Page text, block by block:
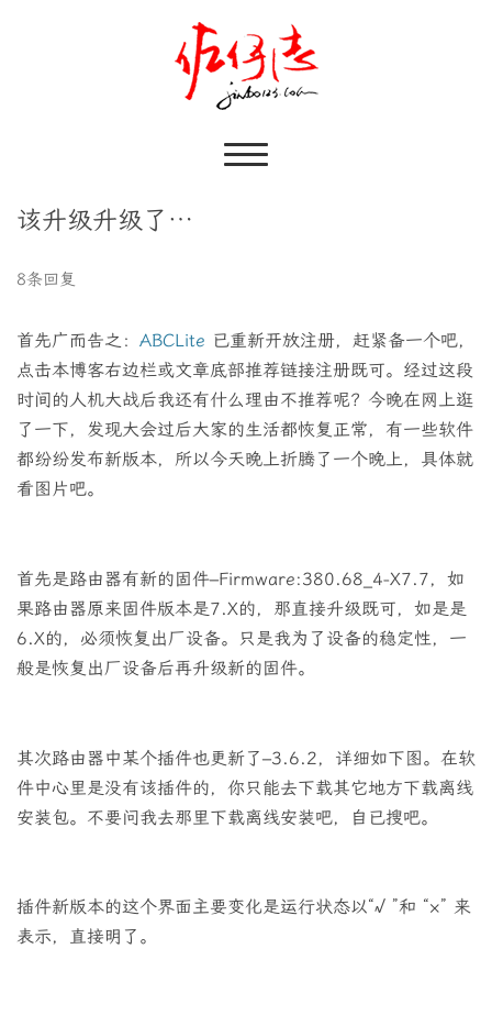
该升级升级了…
8条回复
首先广而告之： ABCLite 已重新开放注册，赶紧备一个吧，
点击本博客右边栏或文章底部推荐链接注册既可。经过这段
时间的人机大战后我还有什么理由不推荐呢？今晚在网上逛
了一下，发现大会过后大家的生活都恢复正常，有一些软件
都纷纷发布新版本，所以今天晚上折腾了一个晚上，具体就
看图片吧。
首先是路由器有新的固件–Firmware:380.68_4-X7.7，如
果路由器原来固件版本是7.X的，那直接升级既可，如是是
6.X的，必须恢复出厂设备。只是我为了设备的稳定性，一
般是恢复出厂设备后再升级新的固件。
其次路由器中某个插件也更新了–3.6.2， 详细如下图。在软
件中心里是没有该插件的，你只能去下载其它地方下载离线
安装包。不要问我去那里下载离线安装吧，自已搜吧。
插件新版本的这个界面主要变化是运行状态以“√ ”和 “×” 来
表示，直接明了。